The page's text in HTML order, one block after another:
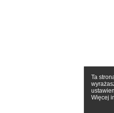
Ta
Więcej